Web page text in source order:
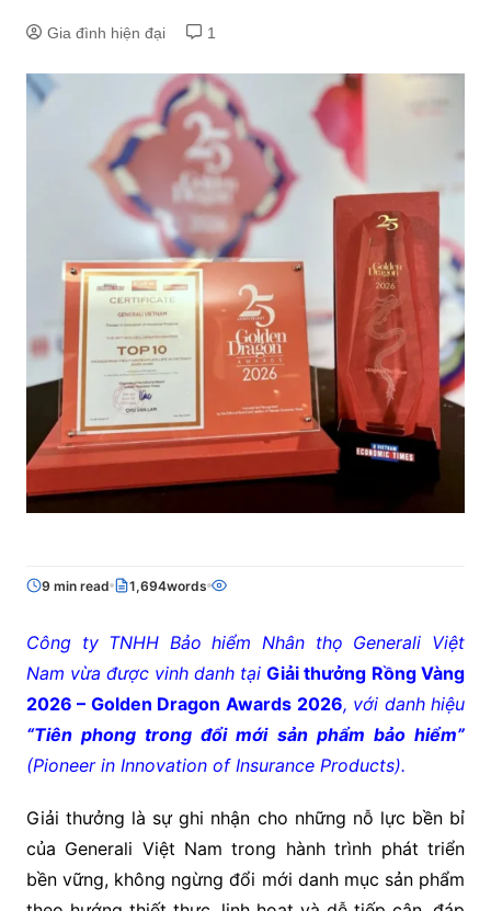
Gia đình hiện đại 1
9 min read 1,694words
Công ty TNHH Bảo hiểm Nhân thọ Generali Việt
Nam vừa được vinh danh tại Giải thưởng Rồng Vàng
2026 – Golden Dragon Awards 2026, với danh hiệu
“Tiên phong trong đổi mới sản phẩm bảo hiểm”
(Pioneer in Innovation of Insurance Products).
Giải thưởng là sự ghi nhận cho những nỗ lực bền bỉ
của Generali Việt Nam trong hành trình phát triển
bền vững, không ngừng đổi mới danh mục sản phẩm